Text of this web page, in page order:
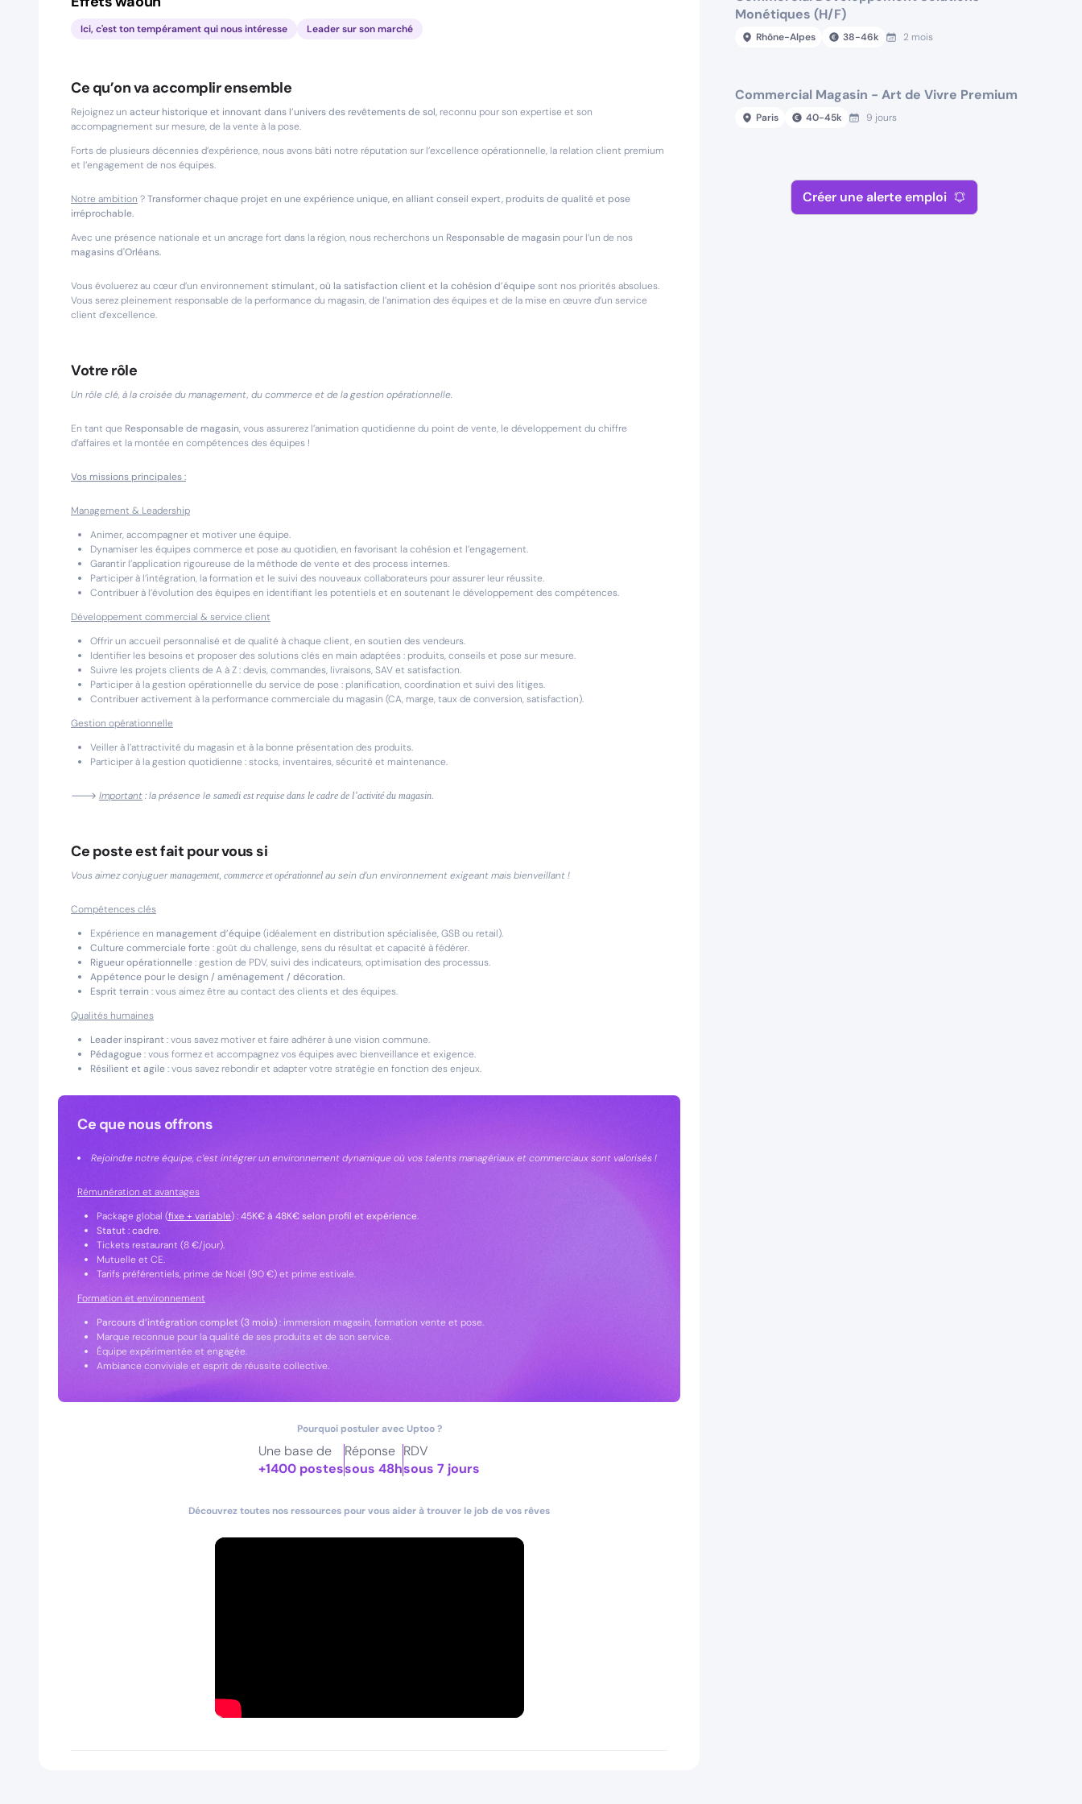
Ici, c'est ton tempérament qui nous intéresse Leader sur son marché
Ce qu’on va accomplir ensemble
Rejoignez un acteur historique et innovant dans l’univers des revêtements de sol, reconnu pour son expertise et son
accompagnement sur mesure, de la vente à la pose.
Forts de plusieurs décennies d’expérience, nous avons bâti notre réputation sur l’excellence opérationnelle, la relation client premium
et l’engagement de nos équipes.
Notre ambition ?Transformer chaque projet en une expérience unique, en alliant conseil expert, produits de qualité et pose
irréprochable.
Avec une présence nationale et un ancrage fort dans la région, nous recherchons un Responsable de magasin pour l’un de nos
magasins d'Orléans.
Vous évoluerez au cœur d’un environnement stimulant, où la satisfaction client et la cohésion d’équipesont nos priorités absolues.
Vous serez pleinement responsable de la performance du magasin, de l’animation des équipes et de la mise en œuvre d’un service
client d’excellence.
Votre rôle
Un rôle clé, à la croisée du management, du commerce et de la gestion opérationnelle.
En tant que Responsable de magasin, vous assurerez l’animation quotidienne du point de vente, le développement du chiffre
d’affaires et la montée en compétences des équipes !
Vos missions principales :
Management & Leadership
Animer, accompagner et motiver une équipe.
Dynamiser les équipes commerce et pose au quotidien, en favorisant la cohésion et l’engagement.
Garantir l’application rigoureuse de la méthode de vente et des process internes.
Participer à l’intégration, la formation et le suivi des nouveaux collaborateurs pour assurer leur réussite.
Contribuer à l’évolution des équipes en identifiant les potentiels et en soutenant le développement des compétences.
Développement commercial & service client
Offrir un accueil personnalisé et de qualité à chaque client, en soutien des vendeurs.
Identifier les besoins et proposer des solutions clés en main adaptées : produits, conseils et pose sur mesure.
Suivre les projets clients de A à Z : devis, commandes, livraisons, SAV et satisfaction.
Participer à la gestion opérationnelle du service de pose : planification, coordination et suivi des litiges.
Contribuer activement à la performance commerciale du magasin (CA, marge, taux de conversion, satisfaction).
Gestion opérationnelle
Veiller à l’attractivité du magasin et à la bonne présentation des produits.
Participer à la gestion quotidienne : stocks, inventaires, sécurité et maintenance.
🡒 Important: la présence le samedi est requise dans le cadre de l’activité du magasin.
Ce poste est fait pour vous si
Vous aimez conjuguermanagement, commerce et opérationnel au sein d’un environnement exigeant mais bienveillant !
Compétences clés
Expérience en management d’équipe(idéalement en distribution spécialisée, GSB ou retail).
Culture commerciale forte: goût du challenge, sens du résultat et capacité à fédérer.
Rigueur opérationnelle: gestion de PDV, suivi des indicateurs, optimisation des processus.
Appétence pour le design / aménagement / décoration.
Esprit terrain : vous aimez être au contact des clients et des équipes.
Qualités humaines
Leader inspirant : vous savez motiver et faire adhérer à une vision commune.
Pédagogue: vous formez et accompagnez vos équipes avec bienveillance et exigence.
Résilient et agile: vous savez rebondir et adapter votre stratégie en fonction des enjeux.
Ce que nous offrons
Rejoindre notre équipe, c’est intégrer un environnement dynamique où vos talents managériaux et commerciaux sont valorisés !
Rémunération et avantages
Package global (fixe + variable) :45K€ à 48K€ selon profil et expérience.
Statut : cadre.
Tickets restaurant (8 €/jour).
Mutuelle et CE.
Tarifs préférentiels, prime de Noël (90 €) et prime estivale.
Formation et environnement
Parcours d’intégration complet (3 mois): immersion magasin, formation vente et pose.
Marque reconnue pour la qualité de ses produits et de son service.
Équipe expérimentée et engagée.
Ambiance conviviale et esprit de réussite collective.
Pourquoi postuler avec Uptoo ?
Une base de
+1400 postes
Réponse
sous 48h
RDV
sous 7 jours
Découvrez toutes nos ressources pour vous aider à trouver le job de vos rêves
Monétiques (H/F)
Rhône-Alpes 38-46k 2 mois
Commercial Magasin - Art de Vivre Premium
Paris 40-45k 9 jours
Créer une alerte emploi